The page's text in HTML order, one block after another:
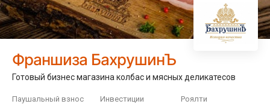
Франшиза БахрушинЪ
Готовый бизнес магазина колбас и мясных деликатесов
Паушальный взнос Инвестиции Роялти